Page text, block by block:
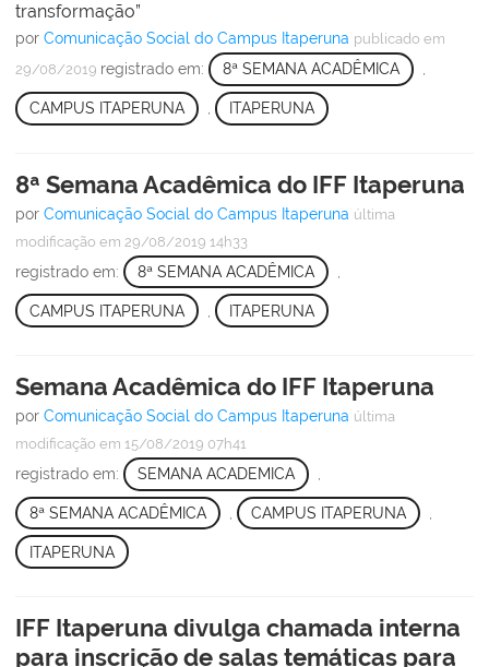
transformação”
por Comunicação Social do Campus Itaperuna publicado em
29/08/2019 registrado em: 8ª SEMANA ACADÊMICA ,
CAMPUS ITAPERUNA ITAPERUNA
8ª Semana Acadêmica do IFF Itaperuna
por Comunicação Social do Campus Itaperuna última
modificação em 29/08/2019 14h33
registrado em: 8ª SEMANA ACADÊMICA
CAMPUS ITAPERUNA ITAPERUNA
Semana Acadêmica do IFF Itaperuna
por Comunicação Social do Campus Itaperuna última
modificação em 15/08/2019 07h41
registrado em: SEMANA ACADEMICA ,
8ª SEMANA ACADÊMICA CAMPUS ITAPERUNA
ITAPERUNA
IFF Itaperuna divulga chamada interna
para inscrição de salas temáticas para